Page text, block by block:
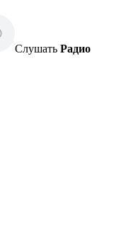
Слушать Радио